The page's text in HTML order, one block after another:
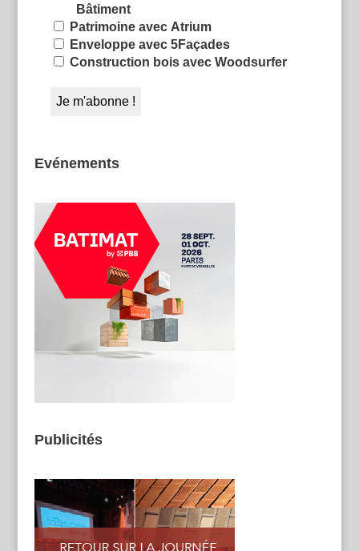
Bâtiment
Patrimoine avec Atrium
Enveloppe avec 5Façades
Construction bois avec Woodsurfer
Evénements
Publicités